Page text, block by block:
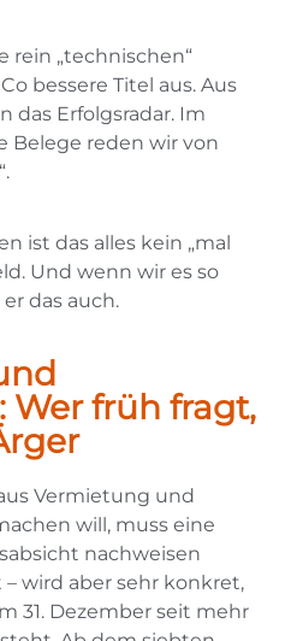
rein „technischen“
bessere Titel aus. Aus
das Erfolgsradar. Im
Belege reden wir von
ist das alles kein „mal
Und wenn wir es so
das auch.
Wer früh fragt,
Vermietung und
will, muss eine
nachweisen
wird aber sehr konkret,
31. Dezember seit mehr